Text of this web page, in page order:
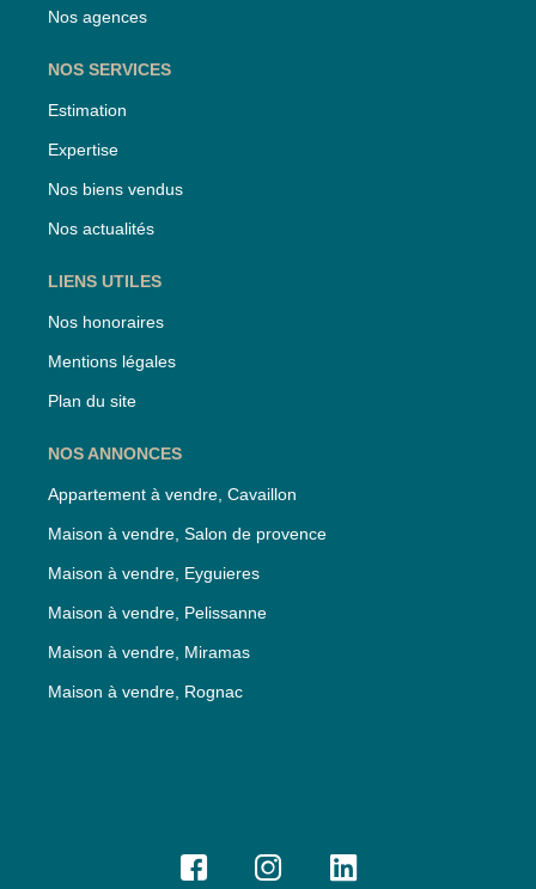
Nos agences
NOS SERVICES
Estimation
Expertise
Nos biens vendus
Nos actualités
LIENS UTILES
Nos honoraires
Mentions légales
Plan du site
NOS ANNONCES
Appartement à vendre, Cavaillon
Maison à vendre, Salon de provence
Maison à vendre, Eyguieres
Maison à vendre, Pelissanne
Maison à vendre, Miramas
Maison à vendre, Rognac